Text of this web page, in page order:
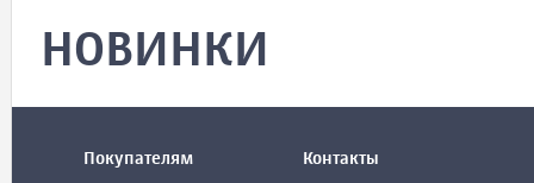
НОВИНКИ
Покупателям Контакты